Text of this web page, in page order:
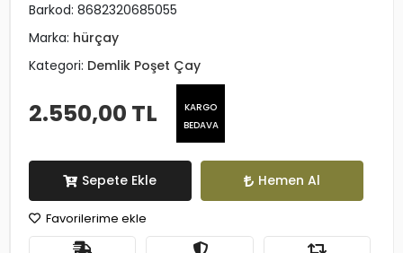
Barkod: 8682320685055
Marka: hürçay
Kategori: Demlik Poşet Çay
2.550,00 TL
KARGO
BEDAVA
Sepete Ekle Hemen Al
Favorilerime ekle